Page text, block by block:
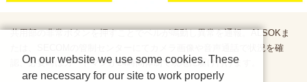
共用部の非常ボタンを押すことでベルが鳴動し異常を通報。ALSOKま
たは、SECOMの管制センターにてカメラ画像や音声通話で状況を確
認、必要時はガードマンが24時間体制で現地に駆け付けます。
On our website we use some cookies. These
are necessary for our site to work properly